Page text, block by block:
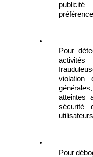
Pour
violation
atteintes
sécurité
Pour